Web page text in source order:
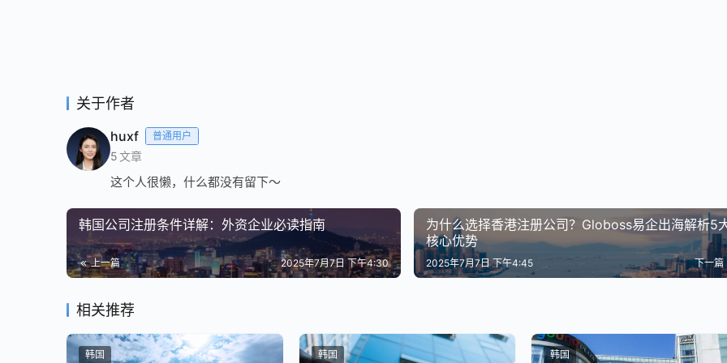
关于作者
huxf 普通用户
5文章
这个人很懒，什么都没有留下～
韩国公司注册条件详解：外资企业必读指南
上一篇 2025年7月7日 下午4:30
为什么选择香港注册公司？Globoss易企出海解析5
核心优势
下一篇
2025年7月7日 下午4:45
相关推荐
韩国 韩国 韩国